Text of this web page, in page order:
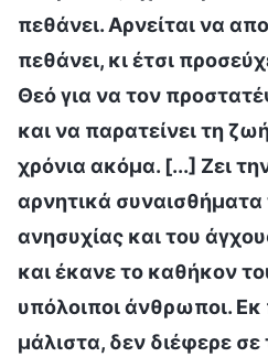
πεθάνει. Αρνείται να
πεθάνει, κι έτσι
Θεό για να τον
και να παρατείνει τη
χρόνια ακόμα. [...] Ζει
αρνητικά συναισθήματα
ανησυχίας και του
και έκανε το καθήκον
υπόλοιποι άνθρωποι.
μάλιστα, δεν διέφερε